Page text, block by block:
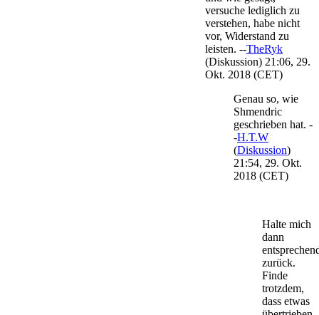
versuche lediglich zu
verstehen, habe nicht
vor, Widerstand zu
leisten. --TheRyk
(Diskussion) 21:06, 29.
Okt. 2018 (CET)
Genau so, wie
Shmendric
geschrieben hat. -
-H.T.W
(Diskussion)
21:54, 29. Okt.
2018 (CET)
Halte mich
dann
zurück.
Finde
trotzdem,
dass etwas